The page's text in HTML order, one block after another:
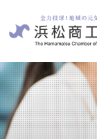
販路を開拓し
たい
経営支援・
検定試験